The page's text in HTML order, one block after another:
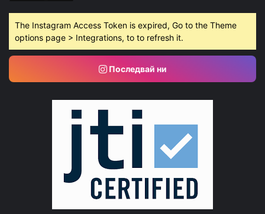
The Instagram Access Token is expired, Go to the Theme
options page > Integrations, to to refresh it.
Последвай ни